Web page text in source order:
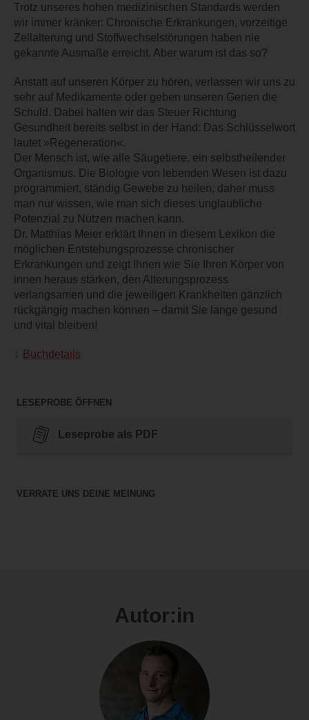
Trotz unseres hohen medizinischen Standards werden
wir immer kränker: Chronische Erkrankungen, vorzeitige
Zellalterung und Stoffwechselstörungen haben nie
gekannte Ausmaße erreicht. Aber warum ist das so?
Anstatt auf unseren Körper zu hören, verlassen wir uns zu
sehr auf Medikamente oder geben unseren Genen die
Schuld. Dabei halten wir das Steuer Richtung
Gesundheit bereits selbst in der Hand: Das Schlüsselwort
lautet »Regeneration«.
Der Mensch ist, wie alle Säugetiere, ein selbstheilender
Organismus. Die Biologie von lebenden Wesen ist dazu
programmiert, ständig Gewebe zu heilen, daher muss
man nur wissen, wie man sich dieses unglaubliche
Potenzial zu Nutzen machen kann.
Dr. Matthias Meier erklärt Ihnen in diesem Lexikon die
möglichen Entstehungsprozesse chronischer
Erkrankungen und zeigt Ihnen wie Sie Ihren Körper von
innen heraus stärken, den Alterungsprozess
verlangsamen und die jeweiligen Krankheiten gänzlich
rückgängig machen können – damit Sie lange gesund
und vital bleiben!
Buchdetails
LESEPROBE ÖFFNEN
Leseprobe als PDF
VERRATE UNS DEINE MEINUNG
Autor:in